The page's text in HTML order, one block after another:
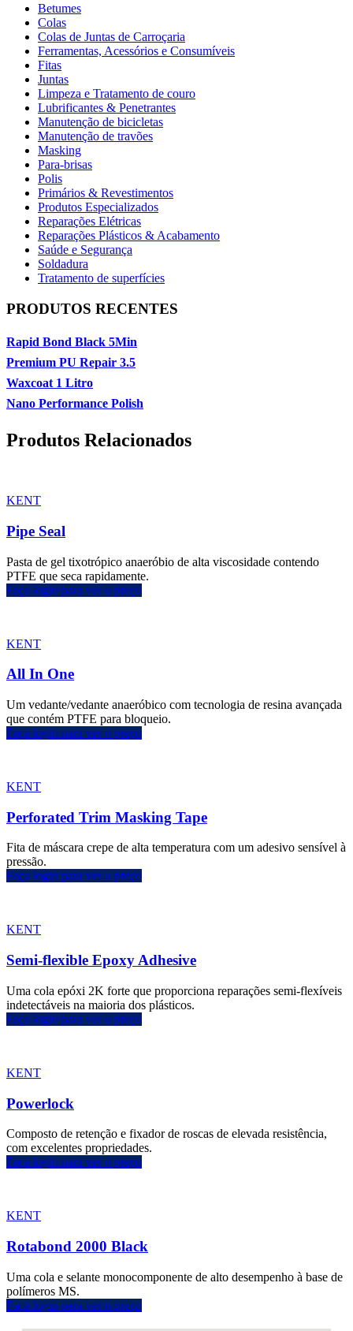
Betumes
Colas
Colas de Juntas de Carroçaria
Ferramentas, Acessórios e Consumíveis
Fitas
Juntas
Limpeza e Tratamento de couro
Lubrificantes & Penetrantes
Manutenção de bicicletas
Manutenção de travões
Masking
Para-brisas
Polis
Primários & Revestimentos
Produtos Especializados
Reparações Elétricas
Reparações Plásticos & Acabamento
Saúde e Segurança
Soldadura
Tratamento de superfícies
PRODUTOS RECENTES
Rapid Bond Black 5Min
Premium PU Repair 3.5
Waxcoat 1 Litro
Nano Performance Polish
Produtos Relacionados
KENT
Pipe Seal
Pasta de gel tixotrópico anaeróbio de alta viscosidade contendo
PTFE que seca rapidamente.
Faça login para ver o preço
KENT
All In One
Um vedante/vedante anaeróbico com tecnologia de resina avançada
que contém PTFE para bloqueio.
Faça login para ver o preço
KENT
Perforated Trim Masking Tape
Fita de máscara crepe de alta temperatura com um adesivo sensível à
pressão.
Faça login para ver o preço
KENT
Semi-flexible Epoxy Adhesive
Uma cola epóxi 2K forte que proporciona reparações semi-flexíveis
indetectáveis na maioria dos plásticos.
Faça login para ver o preço
KENT
Powerlock
Composto de retenção e fixador de roscas de elevada resistência,
com excelentes propriedades.
Faça login para ver o preço
KENT
Rotabond 2000 Black
Uma cola e selante monocomponente de alto desempenho à base de
polímeros MS.
Faça login para ver o preço